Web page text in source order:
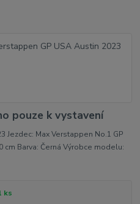
pouze k vystavení
Jezdec: Max Verstappen No.1 GP
cm Barva: Černá Výrobce modelu:
ks